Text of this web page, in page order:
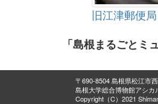
旧江津郵便局
「島根まるごと
〒690-8504 島根県松江市
島根大学総合博物館アシカ
Copyright（C）2021